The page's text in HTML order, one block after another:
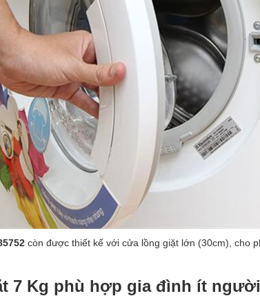
còn được thiết kế với cửa lồng giặt lớn (30cm), cho
7 Kg phù hợp gia đình ít người